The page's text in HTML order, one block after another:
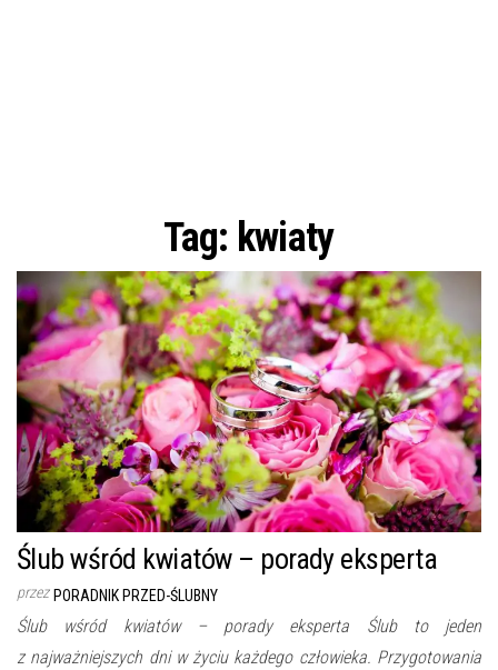
Tag: kwiaty
Ślub wśród kwiatów – porady eksperta
przez PORADNIK PRZED-ŚLUBNY
Ślub wśród kwiatów – porady eksperta Ślub to jeden
z najważniejszych dni w życiu każdego człowieka. Przygotowania